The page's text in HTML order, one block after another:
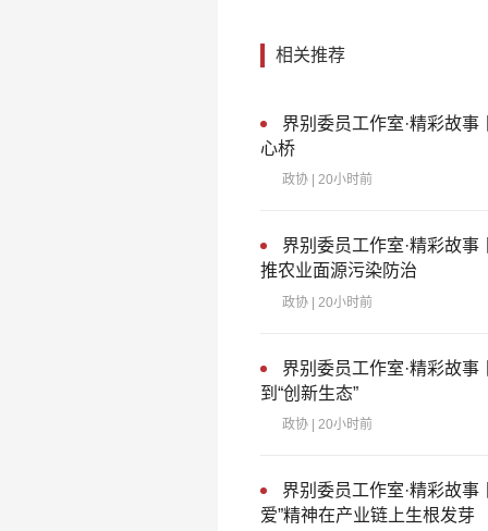
相关推荐
界别委员工作室·精彩故
心桥
政协 | 20小时前
界别委员工作室·精彩故事
推农业面源污染防治
政协 | 20小时前
界别委员工作室·精彩故事
到“创新生态”
政协 | 20小时前
界别委员工作室·精彩故
爱”精神在产业链上生根发芽